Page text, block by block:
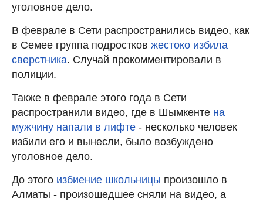
уголовное дело.
В феврале в Сети распространились видео, как
в Семее группа подростков жестоко избила
сверстника. Случай прокомментировали в
полиции.
Также в феврале этого года в Сети
распространили видео, где в Шымкенте на
мужчину напали в лифте - несколько человек
избили его и вынесли, было возбуждено
уголовное дело.
До этого избиение школьницы произошло в
Алматы - произошедшее сняли на видео, а